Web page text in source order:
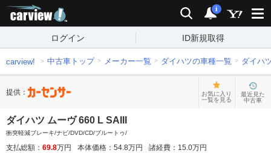
検索 通知
i
ログイン ID新規取得
carview! 中古車トップ メーカー一覧 ダイハツの車種一覧 ダイハ
提供：
お気に入り
一覧を見る
最近見た
中古車
ダイハツ ムーヴ 660 L SAIII
衝突軽減ブレーキ/ナビ/DVD/CD/ブルートゥ/
支払総額： 69.8万円 本体価格： 54.8万円 諸経費： 15.0万円